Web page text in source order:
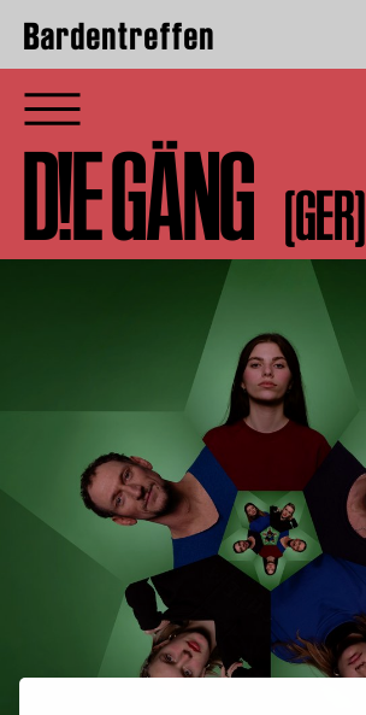
Bardentreffen
D!E GÄNG (GER)